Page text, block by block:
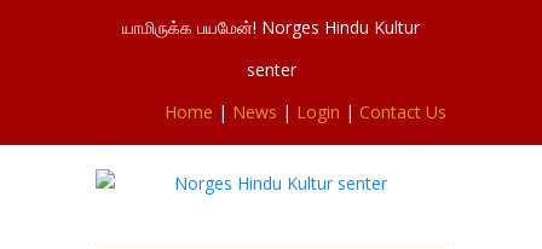
யாமிருக்க பயமேன்! Norges Hindu Kultur
senter
Home | News | Login | Contact Us